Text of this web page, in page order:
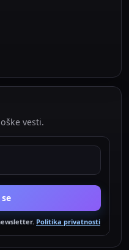
vesti.
Politika privatnosti